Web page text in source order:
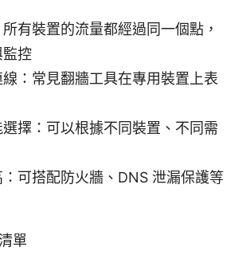
有裝置的流量都經過同一個點，
監控
：常見翻牆工具在專用裝置上表
擇：可以根據不同裝置、不同需
可搭配防火牆、DNS 泄漏保護等
單